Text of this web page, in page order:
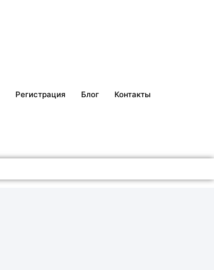
Регистрация Блог Контакты